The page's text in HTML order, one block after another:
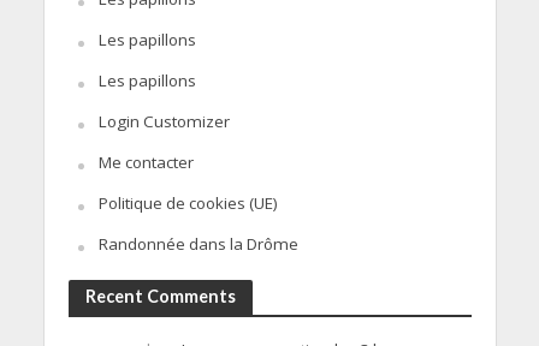
Les papillons
Les papillons
Login Customizer
Me contacter
Politique de cookies (UE)
Randonnée dans la Drôme
Recent Comments